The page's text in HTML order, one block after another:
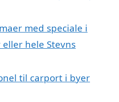
med speciale i
hele Stevns
til carport i byer